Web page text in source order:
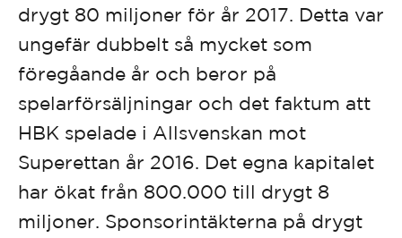
drygt 80 miljoner för år 2017. Detta var
ungefär dubbelt så mycket som
föregåande år och beror på
spelarförsäljningar och det faktum att
HBK spelade i Allsvenskan mot
Superettan år 2016. Det egna kapitalet
har ökat från 800.000 till drygt 8
miljoner. Sponsorintäkterna på drygt